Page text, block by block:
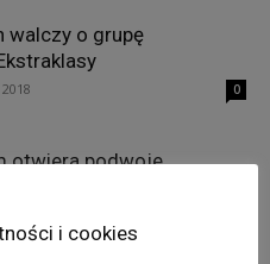
walczy o grupę
0
otwiera podwoje
i cookies